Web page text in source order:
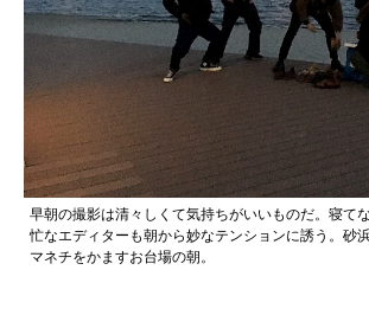
早朝の撮影は清々しくて気持ちがいいものだ。寝て
忙なエディターも朝から妙なテンションに誘う。砂
マネチをかますお台場の朝。